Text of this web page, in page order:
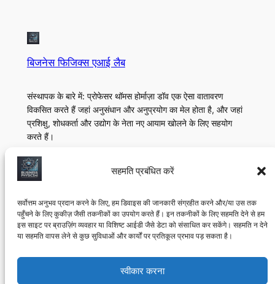
सहमति प्रबंधित करें
सर्वोत्तम अनुभव प्रदान करने के लिए, हम डिवाइस की जानकारी संग्रहीत करने और/या उस तक
पहुँचने के लिए कुकीज़ जैसी तकनीकों का उपयोग करते हैं। इन तकनीकों के लिए सहमति देने से हम
इस साइट पर ब्राउज़िंग व्यवहार या विशिष्ट आईडी जैसे डेटा को संसाधित कर सकेंगे। सहमति न देने
या सहमति वापस लेने से कुछ सुविधाओं और कार्यों पर प्रतिकूल प्रभाव पड़ सकता है।
स्वीकार करना
बिजनेस फिजिक्स एआई लैब
संस्थापक के बारे में: प्रोफेसर थॉमस होर्माज़ा डॉव एक ऐसा वातावरण
विकसित करते हैं जहां अनुसंधान और अनुप्रयोग का मेल होता है, और जहां
प्रशिक्षु, शोधकर्ता और उद्योग के नेता नए आयाम खोलने के लिए सहयोग
करते हैं।
के बारे में
अनुसंधान प्रोटोकॉल
मॉन्ट्रियल, क्यूबेक एआई लैब
गोपनीयता
नियम और शर्तें
हमसे संपर्क करें
यूट्यूब
©2025, बिजनेस फिजिक्स एआई लैब। 2024 से शैक्षणिक और
अनुसंधान उद्देश्यों के लिए मॉन्ट्रियल, कनाडा में संचालित